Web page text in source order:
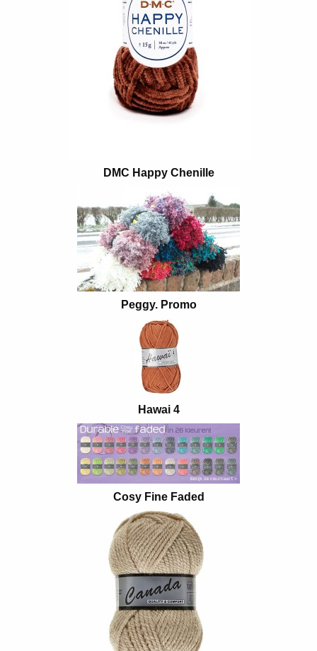
DMC Happy Chenille
Peggy. Promo
Hawai 4
Cosy Fine Faded